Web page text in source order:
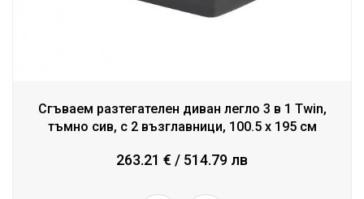
Сгъваем разтегателен диван легло 3 в 1 Twin,
тъмно сив, с 2 възглавници, 100.5 x 195 см
263.21 € / 514.79 лв